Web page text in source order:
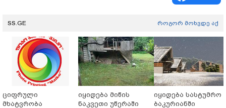
SS.GE როგორ მოხვდე აქ
ციფრული
მხატვრობა
იყიდება მიწის
ნაკვეთი უწერაში
იყიდება სასტუმრო
ბაკურიანში